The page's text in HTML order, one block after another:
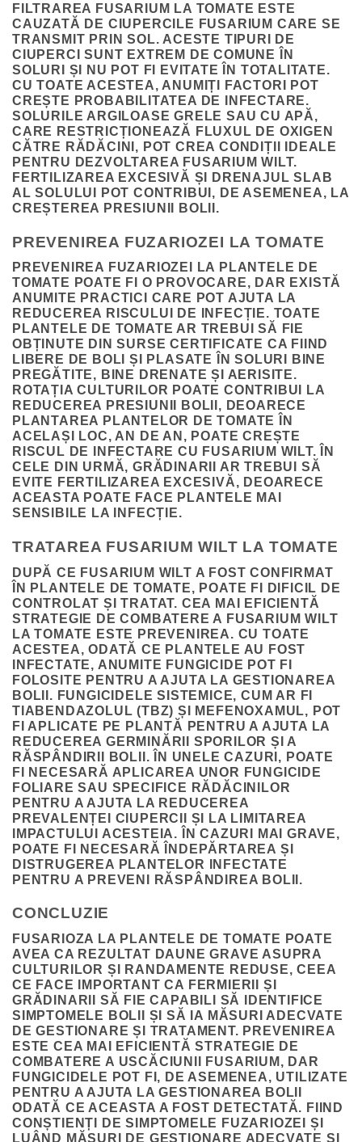
FILTRAREA FUSARIUM LA TOMATE ESTE
CAUZATĂ DE CIUPERCILE FUSARIUM CARE SE
TRANSMIT PRIN SOL. ACESTE TIPURI DE
CIUPERCI SUNT EXTREM DE COMUNE ÎN
SOLURI ȘI NU POT FI EVITATE ÎN TOTALITATE.
CU TOATE ACESTEA, ANUMIȚI FACTORI POT
CREȘTE PROBABILITATEA DE INFECTARE.
SOLURILE ARGILOASE GRELE SAU CU APĂ,
CARE RESTRICȚIONEAZĂ FLUXUL DE OXIGEN
CĂTRE RĂDĂCINI, POT CREA CONDIȚII IDEALE
PENTRU DEZVOLTAREA FUSARIUM WILT.
FERTILIZAREA EXCESIVĂ ȘI DRENAJUL SLAB
AL SOLULUI POT CONTRIBUI, DE ASEMENEA, LA
CREȘTEREA PRESIUNII BOLII.
PREVENIREA FUZARIOZEI LA TOMATE
PREVENIREA FUZARIOZEI LA PLANTELE DE
TOMATE POATE FI O PROVOCARE, DAR EXISTĂ
ANUMITE PRACTICI CARE POT AJUTA LA
REDUCEREA RISCULUI DE INFECȚIE. TOATE
PLANTELE DE TOMATE AR TREBUI SĂ FIE
OBȚINUTE DIN SURSE CERTIFICATE CA FIIND
LIBERE DE BOLI ȘI PLASATE ÎN SOLURI BINE
PREGĂTITE, BINE DRENATE ȘI AERISITE.
ROTAȚIA CULTURILOR POATE CONTRIBUI LA
REDUCEREA PRESIUNII BOLII, DEOARECE
PLANTAREA PLANTELOR DE TOMATE ÎN
ACELAȘI LOC, AN DE AN, POATE CREȘTE
RISCUL DE INFECTARE CU FUSARIUM WILT. ÎN
CELE DIN URMĂ, GRĂDINARII AR TREBUI SĂ
EVITE FERTILIZAREA EXCESIVĂ, DEOARECE
ACEASTA POATE FACE PLANTELE MAI
SENSIBILE LA INFECȚIE.
TRATAREA FUSARIUM WILT LA TOMATE
DUPĂ CE FUSARIUM WILT A FOST CONFIRMAT
ÎN PLANTELE DE TOMATE, POATE FI DIFICIL DE
CONTROLAT ȘI TRATAT. CEA MAI EFICIENTĂ
STRATEGIE DE COMBATERE A FUSARIUM WILT
LA TOMATE ESTE PREVENIREA. CU TOATE
ACESTEA, ODATĂ CE PLANTELE AU FOST
INFECTATE, ANUMITE FUNGICIDE POT FI
FOLOSITE PENTRU A AJUTA LA GESTIONAREA
BOLII. FUNGICIDELE SISTEMICE, CUM AR FI
TIABENDAZOLUL (TBZ) ȘI MEFENOXAMUL, POT
FI APLICATE PE PLANTĂ PENTRU A AJUTA LA
REDUCEREA GERMINĂRII SPORILOR ȘI A
RĂSPÂNDIRII BOLII. ÎN UNELE CAZURI, POATE
FI NECESARĂ APLICAREA UNOR FUNGICIDE
FOLIARE SAU SPECIFICE RĂDĂCINILOR
PENTRU A AJUTA LA REDUCEREA
PREVALENȚEI CIUPERCII ȘI LA LIMITAREA
IMPACTULUI ACESTEIA. ÎN CAZURI MAI GRAVE,
POATE FI NECESARĂ ÎNDEPĂRTAREA ȘI
DISTRUGEREA PLANTELOR INFECTATE
PENTRU A PREVENI RĂSPÂNDIREA BOLII.
CONCLUZIE
FUSARIOZA LA PLANTELE DE TOMATE POATE
AVEA CA REZULTAT DAUNE GRAVE ASUPRA
CULTURILOR ȘI RANDAMENTE REDUSE, CEEA
CE FACE IMPORTANT CA FERMIERII ȘI
GRĂDINARII SĂ FIE CAPABILI SĂ IDENTIFICE
SIMPTOMELE BOLII ȘI SĂ IA MĂSURI ADECVATE
DE GESTIONARE ȘI TRATAMENT. PREVENIREA
ESTE CEA MAI EFICIENTĂ STRATEGIE DE
COMBATERE A USCĂCIUNII FUSARIUM, DAR
FUNGICIDELE POT FI, DE ASEMENEA, UTILIZATE
PENTRU A AJUTA LA GESTIONAREA BOLII
ODATĂ CE ACEASTA A FOST DETECTATĂ. FIIND
CONȘTIENȚI DE SIMPTOMELE FUZARIOZEI ȘI
LUÂND MĂSURI DE GESTIONARE ADECVATE ȘI